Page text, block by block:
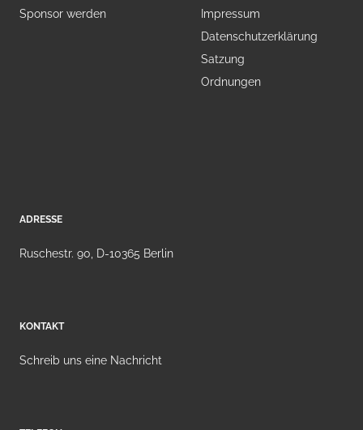
Sponsor werden
Impressum
Datenschutzerklärung
Satzung
Ordnungen
ADRESSE
Ruschestr. 90, D-10365 Berlin
KONTAKT
Schreib uns eine Nachricht